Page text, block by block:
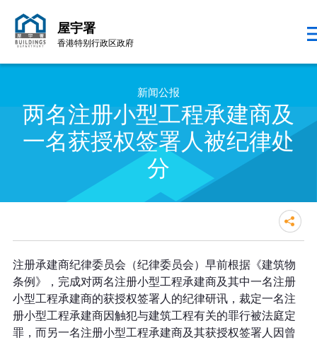
屋宇署
香港特别行政区政府
新闻公报
两名注册小型工程承建商及
一名获授权签署人被纪律处
分
两名注册小型工程承建商及一名获
授权签署人被纪律处分
注册承建商纪律委员会（纪律委员会）早前根据《建筑物
条例》，完成对两名注册小型工程承建商及其中一名注册
小型工程承建商的获授权签署人的纪律研讯，裁定一名注
册小型工程承建商因触犯与建筑工程有关的罪行被法庭定
罪，而另一名注册小型工程承建商及其获授权签署人因曾